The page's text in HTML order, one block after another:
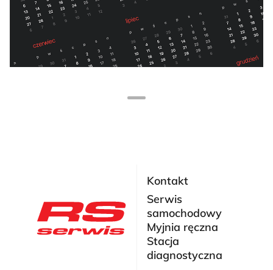
Kontakt
Serwis
samochodowy
Myjnia ręczna
Stacja
diagnostyczna